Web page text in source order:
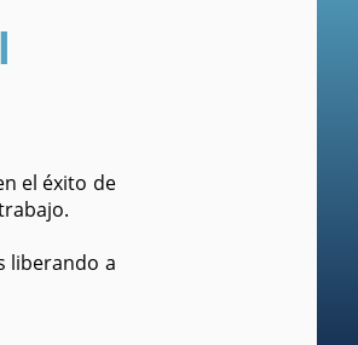
el éxito de
liberando a